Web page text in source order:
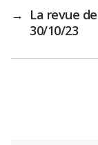
→ La revue
30/10/23